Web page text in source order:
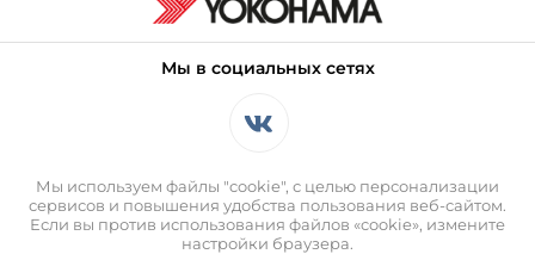
Мы в социальных сетях
Мы используем файлы "cookie", с целью персонализации
сервисов и повышения удобства пользования веб-сайтом.
Если вы против использования файлов «cookie», измените
настройки браузера.